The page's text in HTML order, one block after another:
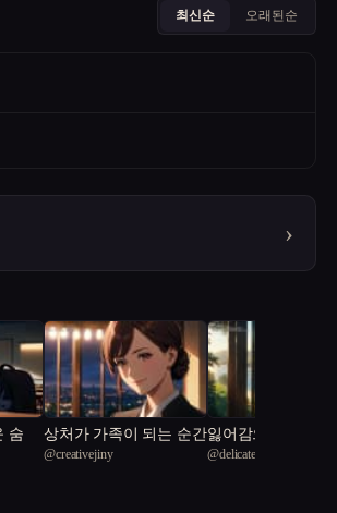
최신순 오래된순
›
숨 상처가 가족이 되는 순간
@creativejiny
잃어감으로 일어남
@delicate Wood pigeon 68